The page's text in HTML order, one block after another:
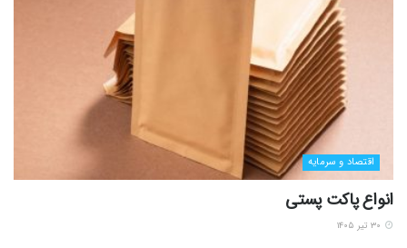
اقتصاد و سرمایه
انواع پاکت پستی